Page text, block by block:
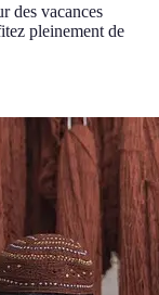
des vacances
pleinement de